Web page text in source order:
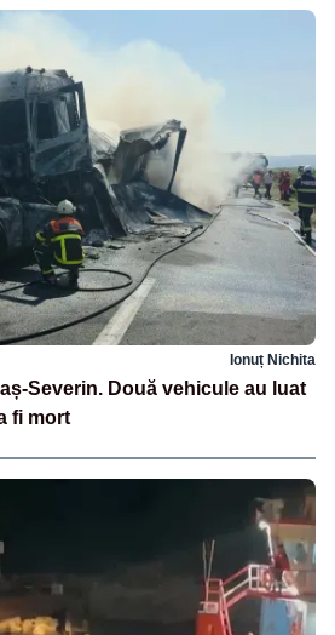
Ionuț Nichita
Severin. Două vehicule au luat
fi mort